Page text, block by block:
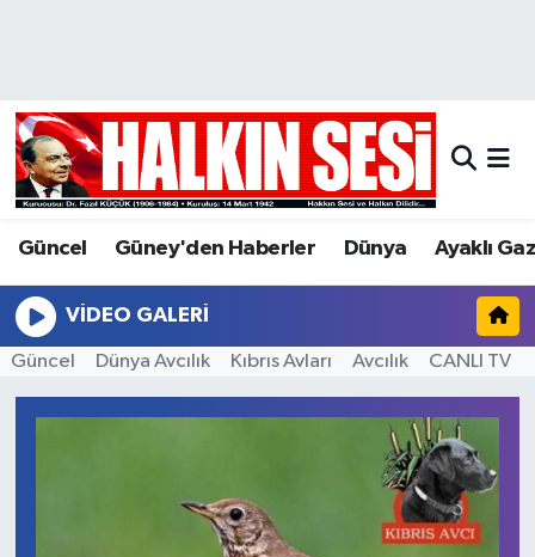
Güncel Güney'den Haberler Dünya Ayaklı
VIDEO GALERI
Güncel Dünya Avcılık Kıbrıs Avları Avcılık CANLI TV
Hava Durumu
Trafik Durumu
Son Dakika Haberleri